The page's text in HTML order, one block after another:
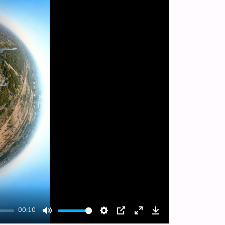
00:10
Mute Settings
PIP EnterDownload